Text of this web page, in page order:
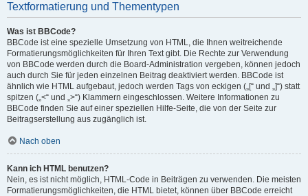
Textformatierung und Thementypen
Was ist BBCode?
BBCode ist eine spezielle Umsetzung von HTML, die Ihnen weitreichende
Formatierungsmöglichkeiten für Ihren Text gibt. Die Rechte zur Verwendung
von BBCode werden durch die Board-Administration vergeben, können jedoch
auch durch Sie für jeden einzelnen Beitrag deaktiviert werden. BBCode ist
ähnlich wie HTML aufgebaut, jedoch werden Tags von eckigen („[“ und „]“) statt
spitzen („<“ und „>“) Klammern eingeschlossen. Weitere Informationen zu
BBCode finden Sie auf einer speziellen Hilfe-Seite, die von der Seite zur
Beitragserstellung aus zugänglich ist.
Nach oben
Kann ich HTML benutzen?
Nein, es ist nicht möglich, HTML-Code in Beiträgen zu verwenden. Die meisten
Formatierungsmöglichkeiten, die HTML bietet, können über BBCode erreicht